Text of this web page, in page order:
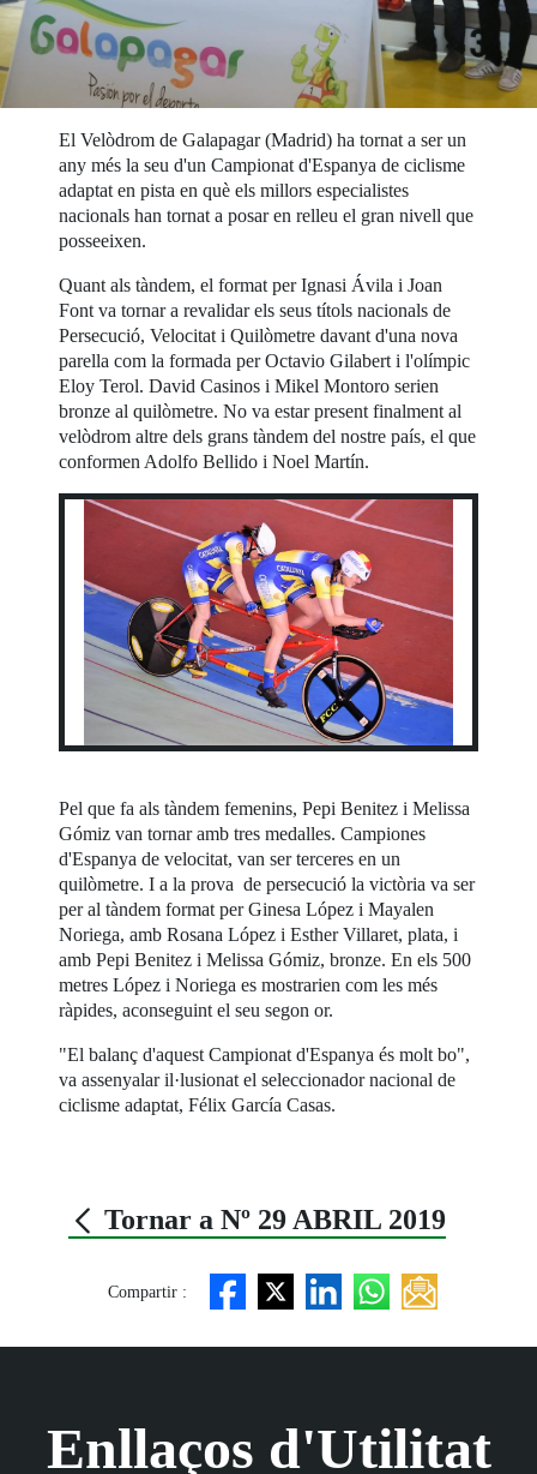
El Velòdrom de Galapagar (Madrid) ha tornat a ser un
any més la seu d'un Campionat d'Espanya de ciclisme
adaptat en pista en què els millors especialistes
nacionals han tornat a posar en relleu el gran nivell que
posseeixen.
Quant als tàndem, el format per Ignasi Ávila i Joan
Font va tornar a revalidar els seus títols nacionals de
Persecució, Velocitat i Quilòmetre davant d'una nova
parella com la formada per Octavio Gilabert i l'olímpic
Eloy Terol. David Casinos i Mikel Montoro serien
bronze al quilòmetre. No va estar present finalment al
velòdrom altre dels grans tàndem del nostre país, el que
conformen Adolfo Bellido i Noel Martín.
Pel que fa als tàndem femenins, Pepi Benitez i Melissa
Gómiz van tornar amb tres medalles. Campiones
d'Espanya de velocitat, van ser terceres en un
quilòmetre. I a la prova de persecució la victòria va ser
per al tàndem format per Ginesa López i Mayalen
Noriega, amb Rosana López i Esther Villaret, plata, i
amb Pepi Benitez i Melissa Gómiz, bronze. En els 500
metres López i Noriega es mostrarien com les més
ràpides, aconseguint el seu segon or.
"El balanç d'aquest Campionat d'Espanya és molt bo",
va assenyalar il·lusionat el seleccionador nacional de
ciclisme adaptat, Félix García Casas.
Tornar a Nº 29 ABRIL 2019
Compartir :
Enllaços d'Utilitat